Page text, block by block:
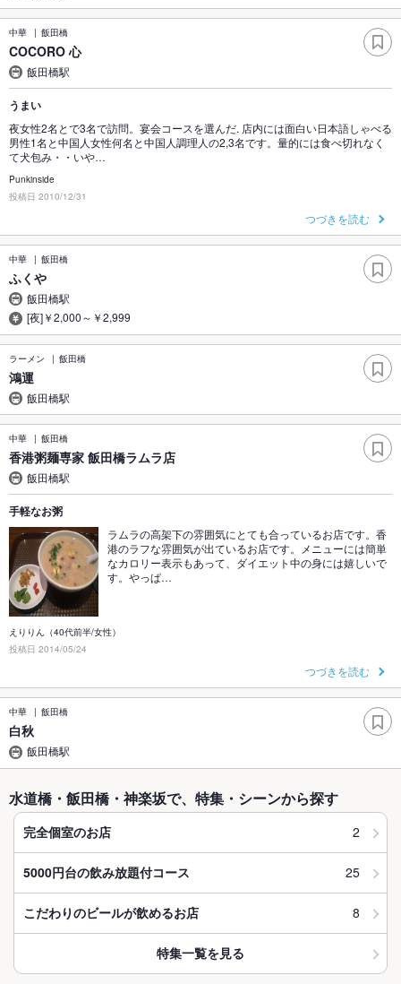
中華 飯田橋
COCORO 心
飯田橋駅
うまい
夜女性2名とで3名で訪問。宴会コースを選んだ. 店内には面白い日本語しゃべる
男性1名と中国人女性何名と中国人調理人の2,3名です。量的には食べ切れなく
て犬包み・・いや…
Punkinside
投稿日 2010/12/31
つづきを読む
中華 飯田橋
ふくや
飯田橋駅
[夜]￥2,000～￥2,999
ラーメン 飯田橋
鴻運
飯田橋駅
中華 飯田橋
香港粥麺専家 飯田橋ラムラ店
飯田橋駅
手軽なお粥
ラムラの高架下の雰囲気にとても合っているお店です。香
港のラフな雰囲気が出ているお店です。メニューには簡単
なカロリー表示もあって、ダイエット中の身には嬉しいで
す。やっぱ…
えりりん（40代前半/女性）
投稿日 2014/05/24
つづきを読む
中華 飯田橋
白秋
飯田橋駅
水道橋・飯田橋・神楽坂で、特集・シーンから探す
完全個室のお店 2
5000円台の飲み放題付コース 25
こだわりのビールが飲めるお店 8
特集一覧を見る